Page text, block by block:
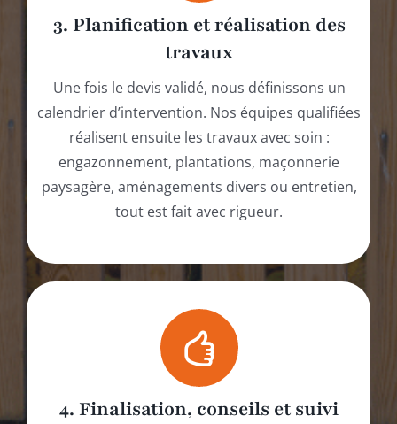
3. Planification et réalisation des
travaux
Une fois le devis validé, nous définissons un
calendrier d’intervention. Nos équipes qualifiées
réalisent ensuite les travaux avec soin :
engazonnement, plantations, maçonnerie
paysagère, aménagements divers ou entretien,
tout est fait avec rigueur.
4. Finalisation, conseils et suivi